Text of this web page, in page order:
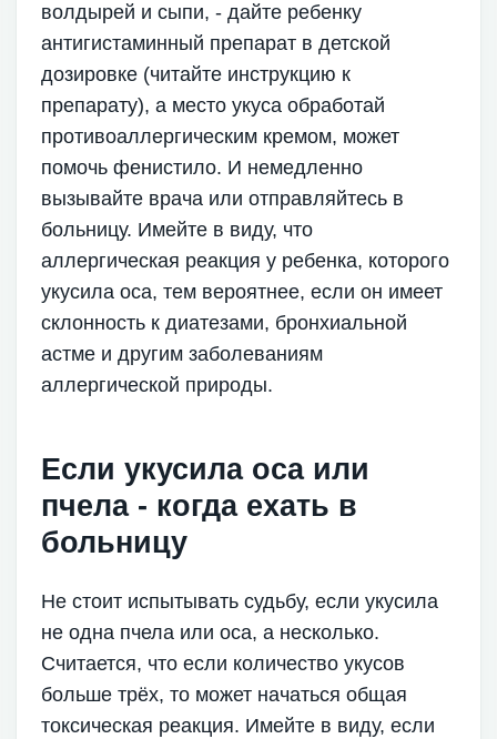
волдырей и сыпи, - дайте ребенку
антигистаминный препарат в детской
дозировке (читайте инструкцию к
препарату), а место укуса обработай
противоаллергическим кремом, может
помочь фенистило. И немедленно
вызывайте врача или отправляйтесь в
больницу. Имейте в виду, что
аллергическая реакция у ребенка, которого
укусила оса, тем вероятнее, если он имеет
склонность к диатезами, бронхиальной
астме и другим заболеваниям
аллергической природы.
Если укусила оса или
пчела - когда ехать в
больницу
Не стоит испытывать судьбу, если укусила
не одна пчела или оса, а несколько.
Считается, что если количество укусов
больше трёх, то может начаться общая
токсическая реакция. Имейте в виду, если